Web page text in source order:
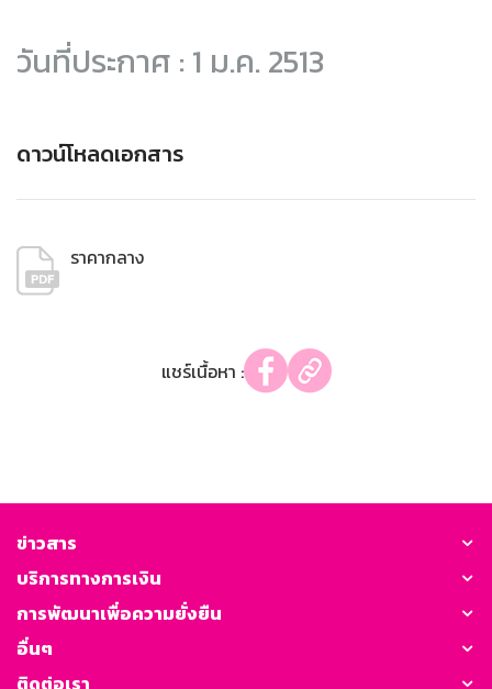
วันที่ประกาศ : 1 ม.ค. 2513
ดาวน์โหลดเอกสาร
ราคากลาง
แชร์เนื้อหา :
ข่าวสาร
บริการทางการเงิน
การพัฒนาเพื่อความยั่งยืน
อื่นๆ